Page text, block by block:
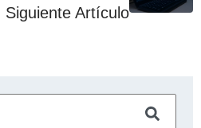
Siguiente Artículo